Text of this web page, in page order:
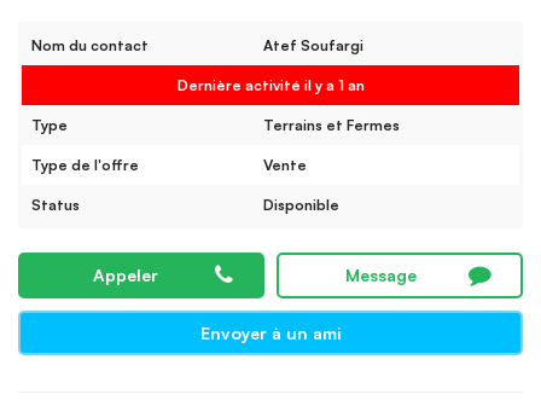
Nom du contact Atef Soufargi
Dernière activité il y a 1 an
Type Terrains et Fermes
Type de l'offre Vente
Status Disponible
Appeler Message
Envoyer à un ami